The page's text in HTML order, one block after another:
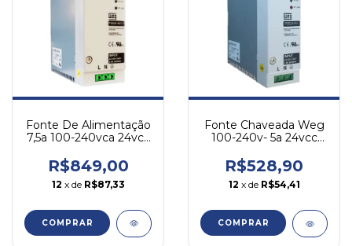
Fonte De Alimentação
7,5a 100-240vca 24vcc
R$849,00
12 x de R$87,33
COMPRAR
Fonte Chaveada Weg
100-240v- 5a 24vcc
R$528,90
12 x de R$54,41
COMPRAR